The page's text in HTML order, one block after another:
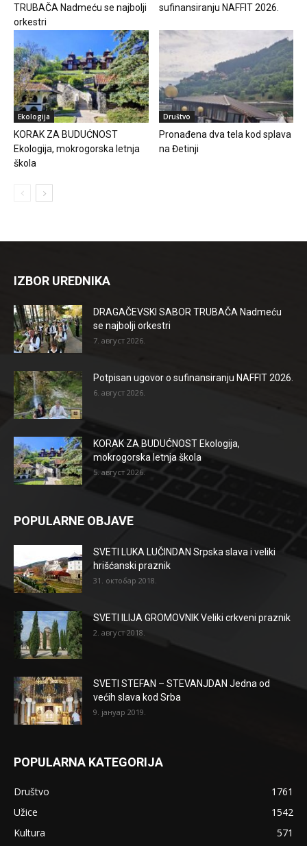
TRUBAČA Nadmeću se najbolji
orkestri
sufinansiranju NAFFIT 2026.
Ekologija
KORAK ZA BUDUĆNOST
Ekologija, mokrogorska letnja
škola
Društvo
Pronađena dva tela kod splava
na Đetinji
IZBOR UREDNIKA
DRAGAČEVSKI SABOR TRUBAČA Nadmeću
se najbolji orkestri
7. август 2026.
Potpisan ugovor o sufinansiranju NAFFIT 2026.
6. август 2026.
KORAK ZA BUDUĆNOST Ekologija,
mokrogorska letnja škola
5. август 2026.
POPULARNE OBJAVE
SVETI LUKA LUČINDAN Srpska slava i veliki
hrišćanski praznik
31. октобар 2018.
SVETI ILIJA GROMOVNIK Veliki crkveni praznik
2. август 2018.
SVETI STEFAN – STEVANJDAN Jedna od
većih slava kod Srba
9. јануар 2019.
POPULARNA KATEGORIJA
Društvo
1761
Užice
1542
Kultura
571